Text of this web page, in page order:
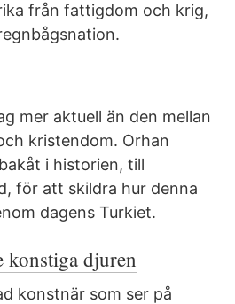
från fattigdom och krig,
mer aktuell än den mellan
kristendom. Orhan
i historien, till
för att skildra hur denna
dagens Turkiet.
konstiga djuren
konstnär som ser på